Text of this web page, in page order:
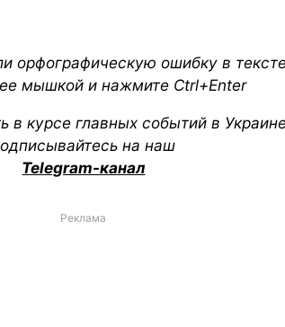
орфографическую ошибку в
мышкой и нажмите Ctrl+Enter
в курсе главных событий в
на наш
Telegram-канал
Реклама